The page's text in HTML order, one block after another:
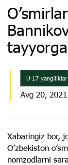
U-17 yangiliklar
Avg 20, 2021
Xabaringiz bor,
O’zbekiston
nomzodlarni